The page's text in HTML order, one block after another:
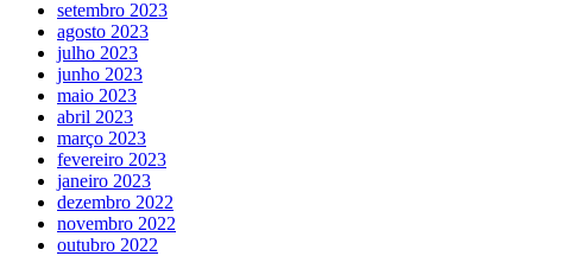
setembro 2023
agosto 2023
julho 2023
junho 2023
maio 2023
abril 2023
março 2023
fevereiro 2023
janeiro 2023
dezembro 2022
novembro 2022
outubro 2022